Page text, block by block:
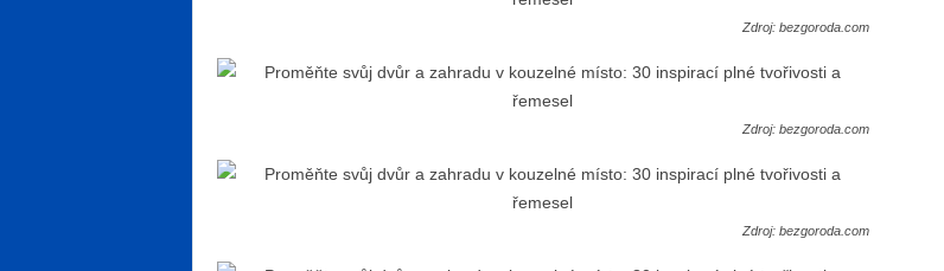
Zdroj: bezgoroda.com
Zdroj: bezgoroda.com
Zdroj: bezgoroda.com